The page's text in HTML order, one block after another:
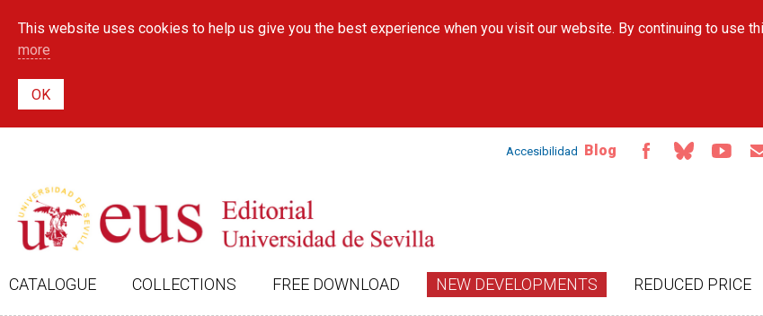
main
This website uses cookies to help us give you the best experience when you visit our website. By continuing to use
more
Accesibilidad Blog
CATALOGUE COLLECTIONS FREE DOWNLOAD NEW DEVELOPMENTS REDUCED PRICE